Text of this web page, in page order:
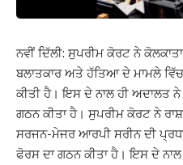
ਨਵੀਂ ਦਿੱਲੀ: ਸੁਪਰੀਮ ਕੋਰਟ ਨੇ
ਬਲਾਤਕਾਰ ਅਤੇ ਹੱਤਿਆ ਦੇ ਮਾਮਲੇ
ਕੀਤੀ ਹੈ। ਇਸ ਦੇ ਨਾਲ ਹੀ ਅਦਾਲਤ ਨੇ
ਗਠਨ ਕੀਤਾ ਹੈ। ਸੁਪਰੀਮ ਕੋਰਟ ਨੇ
ਸਰਜਨ-ਮੇਜਰ ਆਰਪੀ ਸਰੀਨ ਦੀ
ਫੋਰਸ ਦਾ ਗਠਨ ਕੀਤਾ ਹੈ। ਇਸ ਦੇ